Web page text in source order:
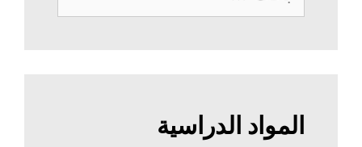
عن:
المواد الدراسية